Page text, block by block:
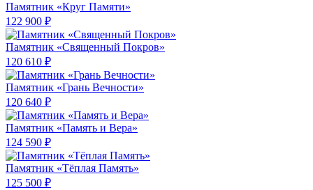
Памятник «Круг Памяти»
122 900 ₽
Памятник «Священный Покров»
120 610 ₽
Памятник «Грань Вечности»
120 640 ₽
Памятник «Память и Вера»
124 590 ₽
Памятник «Тёплая Память»
125 500 ₽